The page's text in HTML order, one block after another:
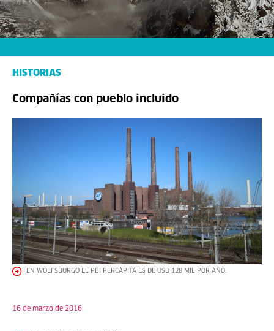
HISTORIAS
Compañías con pueblo incluido
EN WOLFSBURGO EL PBI PERCÁPITA ES DE USD 128 MIL POR AÑO.
16 de marzo de 2016